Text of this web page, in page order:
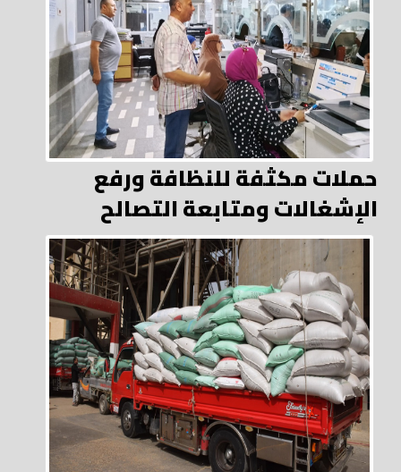
حملات مكثفة للنظافة ورفع
الإشغالات ومتابعة التصالح